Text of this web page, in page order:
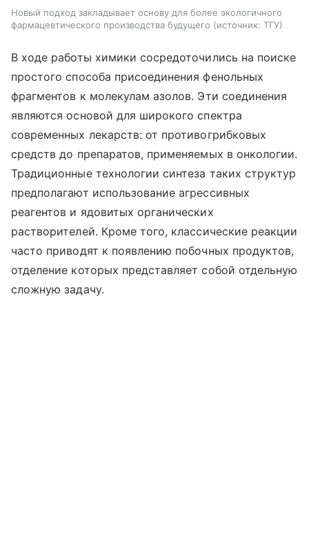
Новый подход закладывает основу для более экологичного
фармацевтического производства будущего
источник: ТГУ
В ходе работы химики сосредоточились на поиске
простого способа присоединения фенольных
фрагментов к молекулам азолов. Эти соединения
являются основой для широкого спектра
современных лекарств: от противогрибковых
средств до препаратов, применяемых в онкологии.
Традиционные технологии синтеза таких структур
предполагают использование агрессивных
реагентов и ядовитых органических
растворителей. Кроме того, классические реакции
часто приводят к появлению побочных продуктов,
отделение которых представляет собой отдельную
сложную задачу.